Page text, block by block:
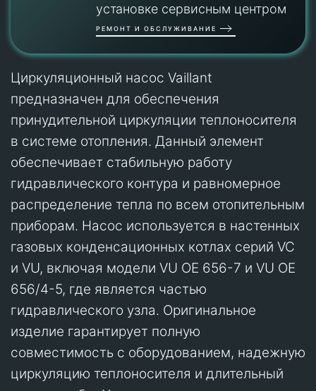
установке сервисным центром
РЕМОНТ И ОБСЛУЖИВАНИЕ
Циркуляционный насос Vaillant
предназначен для обеспечения
принудительной циркуляции теплоносителя
в системе отопления. Данный элемент
обеспечивает стабильную работу
гидравлического контура и равномерное
распределение тепла по всем отопительным
приборам. Насос используется в настенных
газовых конденсационных котлах серий VC
и VU, включая модели VU OE 656-7 и VU OE
656/4-5, где является частью
гидравлического узла. Оригинальное
изделие гарантирует полную
совместимость с оборудованием, надежную
циркуляцию теплоносителя и длительный